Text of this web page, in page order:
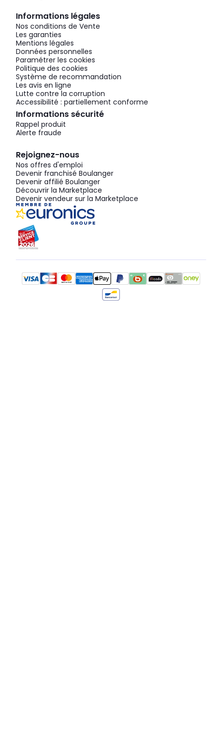
Informations légales
Nos conditions de Vente
Les garanties
Mentions légales
Données personnelles
Paramétrer les cookies
Politique des cookies
Système de recommandation
Les avis en ligne
Lutte contre la corruption
Accessibilité : partiellement conforme
Informations sécurité
Rappel produit
Alerte fraude
Rejoignez-nous
Nos offres d'emploi
Devenir franchisé Boulanger
Devenir affilié Boulanger
Découvrir la Marketplace
Devenir vendeur sur la Marketplace